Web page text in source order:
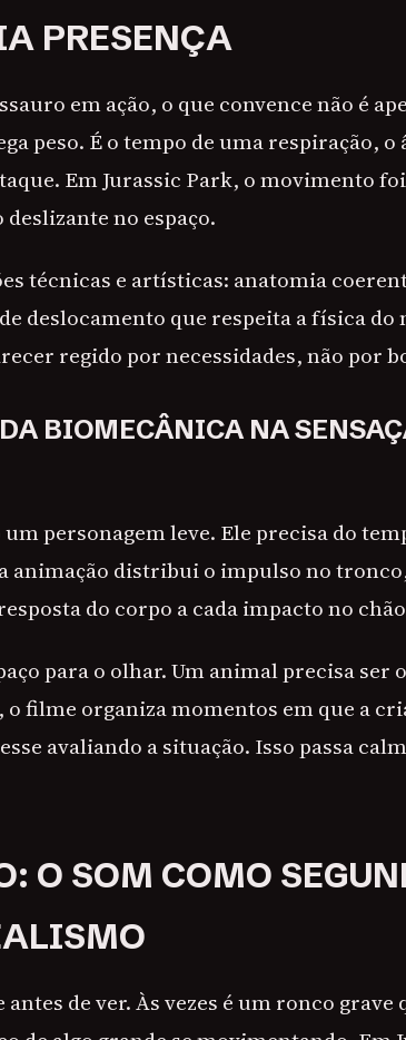
PRESENÇA
em ação, o que convence não é
peso. É o tempo de uma respiração, o
Em Jurassic Park, o movimento
no espaço.
técnicas e artísticas: anatomia
deslocamento que respeita a física do
regido por necessidades, não por
BIOMECÂNICA NA
personagem leve. Ele precisa do
animação distribui o impulso no
do corpo a cada impacto no
para o olhar. Um animal precisa ser
filme organiza momentos em que a
avaliando a situação. Isso passa
O SOM COMO
de ver. Às vezes é um ronco grave